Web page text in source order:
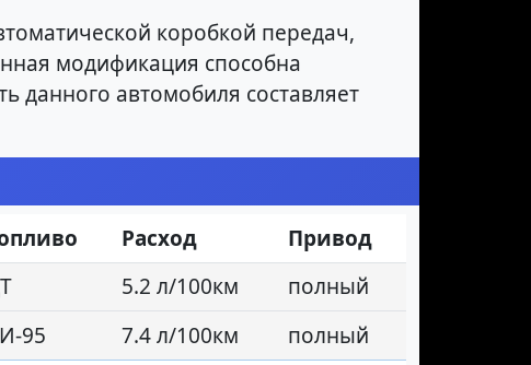
коробкой передач,
модификация способна
данного автомобиля составляет
Расход
Привод
5.2 л/100км
полный
95 7.4 л/100км
полный